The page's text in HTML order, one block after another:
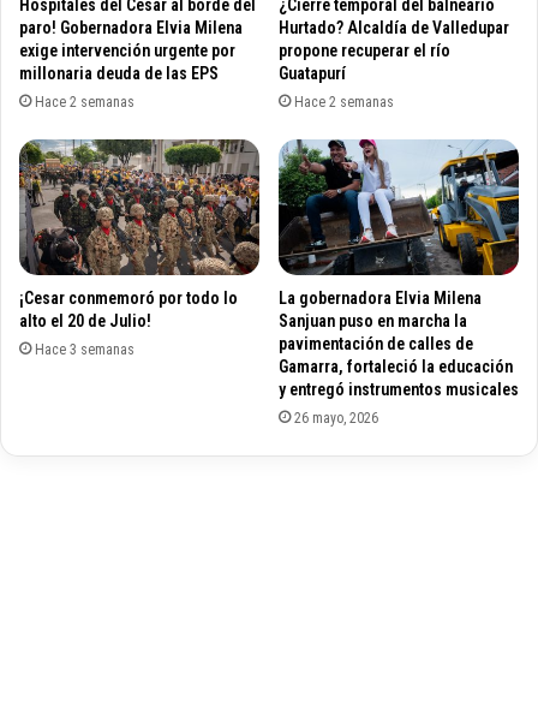
A
X
I
S
A
S
D
E
V
A
L
L
E
u
s
c
a
‘
c
o
i
n
c
i
d
e
a
Hospitales del Cesar al borde del
paro! Gobernadora Elvia Milena
exige intervención urgente por
millonaria deuda de las EPS
Hace 2 semanas
¿Cierre temporal del balneario
Hurtado? Alcaldía de Valledupar
propone recuperar el río
Guatapurí
Hace 2 semanas
¡Cesar conmemoró por todo lo
alto el 20 de Julio!
Hace 3 semanas
La gobernadora Elvia Milena
Sanjuan puso en marcha la
pavimentación de calles de
Gamarra, fortaleció la educación
y entregó instrumentos musicales
26 mayo, 2026